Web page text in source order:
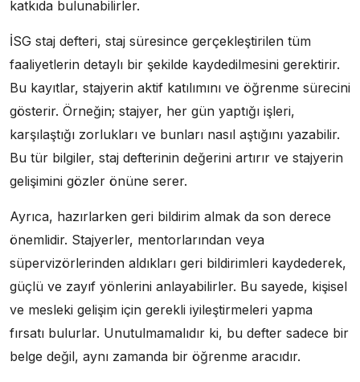
katkıda bulunabilirler.
İSG staj defteri, staj süresince gerçekleştirilen tüm
faaliyetlerin detaylı bir şekilde kaydedilmesini gerektirir.
Bu kayıtlar, stajyerin aktif katılımını ve öğrenme sürecini
gösterir. Örneğin; stajyer, her gün yaptığı işleri,
karşılaştığı zorlukları ve bunları nasıl aştığını yazabilir.
Bu tür bilgiler, staj defterinin değerini artırır ve stajyerin
gelişimini gözler önüne serer.
Ayrıca, hazırlarken geri bildirim almak da son derece
önemlidir. Stajyerler, mentorlarından veya
süpervizörlerinden aldıkları geri bildirimleri kaydederek,
güçlü ve zayıf yönlerini anlayabilirler. Bu sayede, kişisel
ve mesleki gelişim için gerekli iyileştirmeleri yapma
fırsatı bulurlar. Unutulmamalıdır ki, bu defter sadece bir
belge değil, aynı zamanda bir öğrenme aracıdır.